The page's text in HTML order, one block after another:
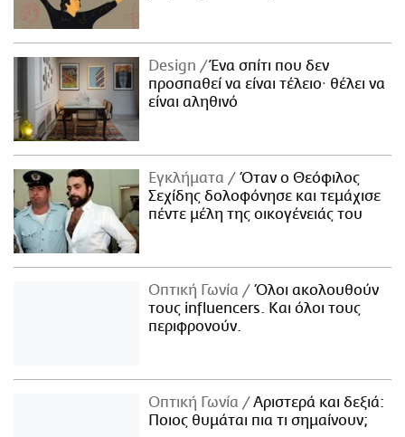
Design
Ένα σπίτι που δεν
προσπαθεί να είναι τέλειο· θέλει να
είναι αληθινό
Εγκλήματα
Όταν ο Θεόφιλος
Σεχίδης δολοφόνησε και τεμάχισε
πέντε μέλη της οικογένειάς του
Οπτική Γωνία
Όλοι ακολουθούν
τους influencers. Και όλοι τους
περιφρονούν.
Οπτική Γωνία
Αριστερά και δεξιά:
Ποιος θυμάται πια τι σημαίνουν;